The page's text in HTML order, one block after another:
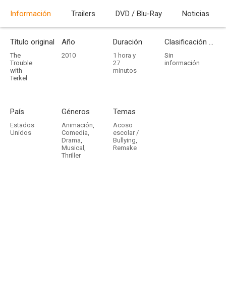
Información Trailers DVD / Blu-Ray Noticias
Título original
The
Trouble
with
Terkel
Año
2010
Duración
1 hora y
27
minutos
Clasificación por edades
Sin
información
País
Estados
Unidos
Géneros
Animación,
Comedia,
Drama,
Musical ,
Thriller
Temas
Acoso
escolar /
Bullying,
Remake